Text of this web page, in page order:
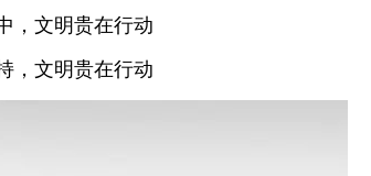
，文明贵在行动
，文明贵在行动